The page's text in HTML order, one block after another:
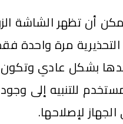
أن تظهر الشاشة
التحذيرية مرة واحدة
بشكل عادي وتكون
للتنبيه إلى
لإصلاحها.